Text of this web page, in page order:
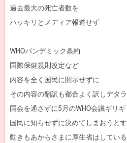
過去最大の死亡者数を
ハッキリとメディア報道せず
WHOパンデミック条約
国際保健規則改定など
内容を全く国民に開示せずに
その内容の翻訳も都合よく訳しデタラ
国会を通さずに5月のWHO会議ギリ
国民に知らせずに決めてしまおうと
動きもあからさまに厚生省はしている